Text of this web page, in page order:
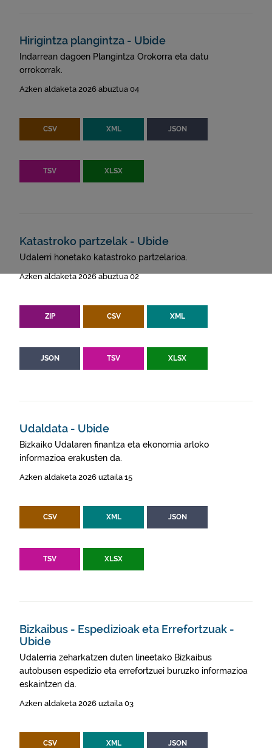
Hirigintza plangintza - Ubide
Indarrean dagoen Plangintza Orokorra eta datu
orrokorrak.
Azken aldaketa 2026 abuztua 04
CSV XML JSON
TSV XLSX
Katastroko partzelak - Ubide
Udalerri honetako katastroko partzelarioa.
Azken aldaketa 2026 abuztua 02
ZIP CSV XML
JSON TSV XLSX
Udaldata - Ubide
Bizkaiko Udalaren finantza eta ekonomia arloko
informazioa erakusten da.
Azken aldaketa 2026 uztaila 15
CSV XML JSON
TSV XLSX
Bizkaibus - Espedizioak eta Errefortzuak -
Ubide
Udalerria zeharkatzen duten lineetako Bizkaibus
autobusen espedizio eta errefortzuei buruzko informazioa
eskaintzen da.
Azken aldaketa 2026 uztaila 03
CSV XML JSON